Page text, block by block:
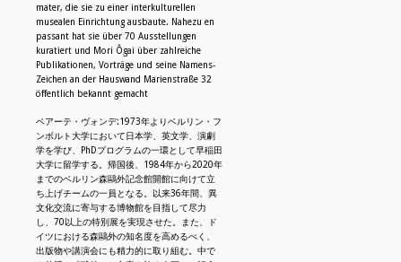
mater, die sie zu einer interkulturellen
musealen Einrichtung ausbaute. Nahezu en
passant hat sie über 70 Ausstellungen
kuratiert und Mori Ôgai über zahlreiche
Publikationen, Vorträge und seine Namens-
Zeichen an der Hauswand Marienstraße 32
öffentlich bekannt gemacht
ベアーテ・ヴォンデ:1973年よりベルリン・フ
ンボルト大学において日本学、英文学、演劇
学を学び、PhDプログラムの一環として早稲田
大学に留学する。帰国後、1984年から2020年
までのベルリン森鷗外記念館開館に向けて立
ち上げチームの一員となる。以来36年間、異
文化交流に寄与する博物館を目指して尽力
し、70以上の特別展を実現させた。また、ド
イツにおける森鷗外の知名度を高めるべく、
出版物や講演会にも精力的に取り組む。中で